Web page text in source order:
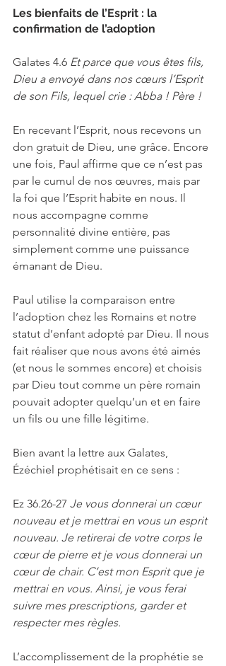
Les bienfaits de l’Esprit : la
confirmation de l’adoption
Galates 4.6 Et parce que vous êtes fils,
Dieu a envoyé dans nos cœurs l’Esprit
de son Fils, lequel crie‍ : Abba ! Père !
En recevant l’Esprit, nous recevons un
don gratuit de Dieu, une grâce. Encore
une fois, Paul affirme que ce n’est pas
par le cumul de nos œuvres, mais par
la foi que l’Esprit habite en nous. Il
nous accompagne comme
personnalité divine entière, pas
simplement comme une puissance
émanant de Dieu.
Paul utilise la comparaison entre
l’adoption chez les Romains et notre
statut d’enfant adopté par Dieu. Il nous
fait réaliser que nous avons été aimés
(et nous le sommes encore) et choisis
par Dieu tout comme un père romain
pouvait adopter quelqu’un et en faire
un fils ou une fille légitime.
Bien avant la lettre aux Galates,
Ézéchiel prophétisait en ce sens :
Ez 36.26-27 Je vous donnerai un cœur
nouveau et je mettrai en vous un esprit
nouveau. Je retirerai de votre corps le
cœur de pierre et je vous donnerai un
cœur de chair. C’est mon Esprit que je
mettrai en vous. Ainsi, je vous ferai
suivre mes prescriptions, garder et
respecter mes règles.
L’accomplissement de la prophétie se